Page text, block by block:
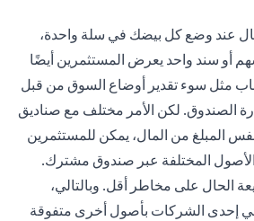
عند وضع كل بيضك في سلة واحدة،
أو سند واحد يعرض المستثمرين أيضًا
مثل سوء تقدير أوضاع السوق من قبل
الصندوق. لكن الأمر مختلف مع صناديق
المبلغ من المال، يمكن للمستثمرين
المختلفة عبر صندوق مشترك.
الحال على مخاطر أقل. وبالتالي،
إحدى الشركات بأصول أخرى متفوقة